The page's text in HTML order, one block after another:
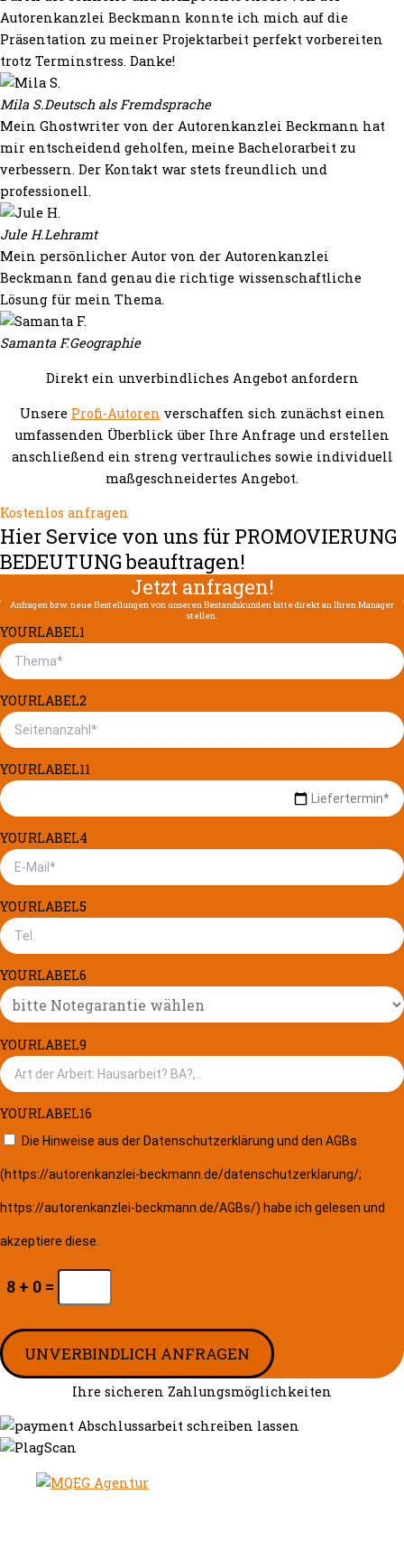
Autorenkanzlei Beckmann konnte ich mich auf die
Präsentation zu meiner Projektarbeit perfekt vorbereiten
trotz Terminstress. Danke!
Mila S.Deutsch als Fremdsprache
Mein Ghostwriter von der Autorenkanzlei Beckmann hat
mir entscheidend geholfen, meine Bachelorarbeit zu
verbessern. Der Kontakt war stets freundlich und
professionell.
Jule H.Lehramt
Mein persönlicher Autor von der Autorenkanzlei
Beckmann fand genau die richtige wissenschaftliche
Lösung für mein Thema.
Samanta F.Geographie
Direkt ein unverbindliches Angebot anfordern
Unsere Profi-Autoren verschaffen sich zunächst einen
umfassenden Überblick über Ihre Anfrage und erstellen
anschließend ein streng vertrauliches sowie individuell
maßgeschneidertes Angebot.
Kostenlos anfragen
Hier Service von uns für PROMOVIERUNG
BEDEUTUNG beauftragen!
Jetzt anfragen!
Anfragen bzw. neue Bestellungen von unseren Bestandskunden bitte direkt an Ihren Manager
stellen.
YOURLABEL1
YOURLABEL2
YOURLABEL11
YOURLABEL4
YOURLABEL5
YOURLABEL6
YOURLABEL9
YOURLABEL16
Die Hinweise aus der Datenschutzerklärung und den AGBs
(https://autorenkanzlei-beckmann.de/datenschutzerklarung/;
https://autorenkanzlei-beckmann.de/AGBs/) habe ich gelesen und
akzeptiere diese.
8 + 0 =
UNVERBINDLICH ANFRAGEN
Ihre sicheren Zahlungsmöglichkeiten